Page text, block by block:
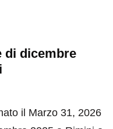
di dicembre
il Marzo 31, 2026